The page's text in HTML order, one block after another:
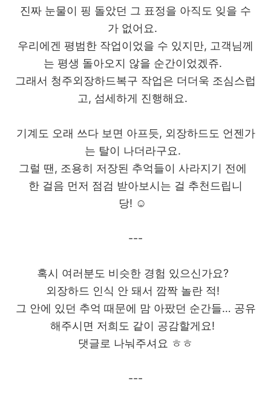
진짜 눈물이 핑 돌았던 그 표정을 아직도 잊을 수
가 없어요.
우리에겐 평범한 작업이었을 수 있지만, 고객님께
는 평생 돌아오지 않을 순간이었겠쥬.
그래서 청주외장하드복구 작업은 더더욱 조심스럽
고, 섬세하게 진행해요.
기계도 오래 쓰다 보면 아프듯, 외장하드도 언젠가
는 탈이 나더라구요.
그럴 땐, 조용히 저장된 추억들이 사라지기 전에
한 걸음 먼저 점검 받아보시는 걸 추천드립니
당! ☺️
---
혹시 여러분도 비슷한 경험 있으신가요?
외장하드 인식 안 돼서 깜짝 놀란 적!
그 안에 있던 추억 때문에 맘 아팠던 순간들… 공유
해주시면 저희도 같이 공감할게요!
댓글로 나눠주셔요 ㅎㅎ
---